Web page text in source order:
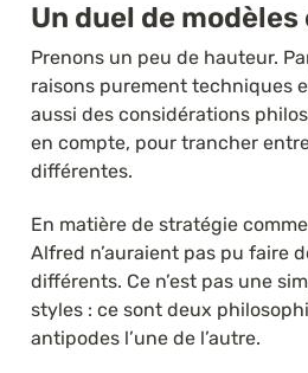
Un duel de
Prenons un peu de hauteur.
raisons purement techniques
aussi des considérations
en compte, pour trancher
différentes.
En matière de stratégie
Alfred n’auraient pas pu faire
différents. Ce n’est pas une
styles : ce sont deux
antipodes l’une de l’autre.